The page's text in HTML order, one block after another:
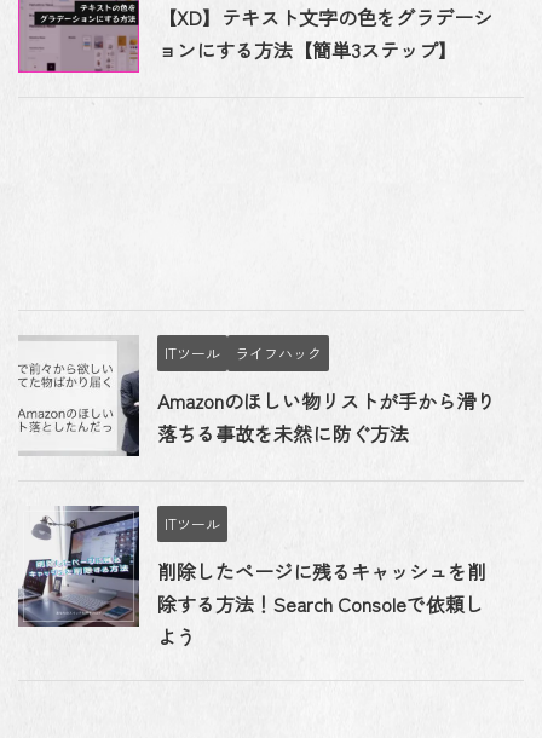
【XD】テキスト文字の色をグラデーシ
ョンにする方法【簡単3ステップ】
ITツール ライフハック
Amazonのほしい物リストが手から滑り
落ちる事故を未然に防ぐ方法
ITツール
削除したページに残るキャッシュを削
除する方法！Search Consoleで依頼し
よう